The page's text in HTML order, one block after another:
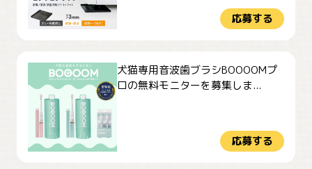
応募する
犬猫専用音波歯ブラシBOOOOMプ
ロの無料モニターを募集しま...
応募する